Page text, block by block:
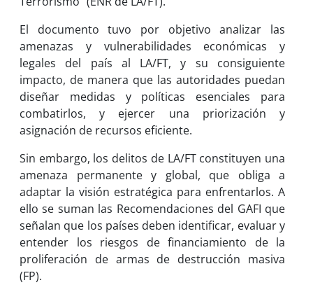
El documento tuvo por objetivo analizar las
amenazas y vulnerabilidades económicas y
legales del país al LA/FT, y su consiguiente
impacto, de manera que las autoridades puedan
diseñar medidas y políticas esenciales para
combatirlos, y ejercer una priorización y
asignación de recursos eficiente.
Sin embargo, los delitos de LA/FT constituyen una
amenaza permanente y global, que obliga a
adaptar la visión estratégica para enfrentarlos. A
ello se suman las Recomendaciones del GAFI que
señalan que los países deben identificar, evaluar y
entender los riesgos de financiamiento de la
proliferación de armas de destrucción masiva
(FP).